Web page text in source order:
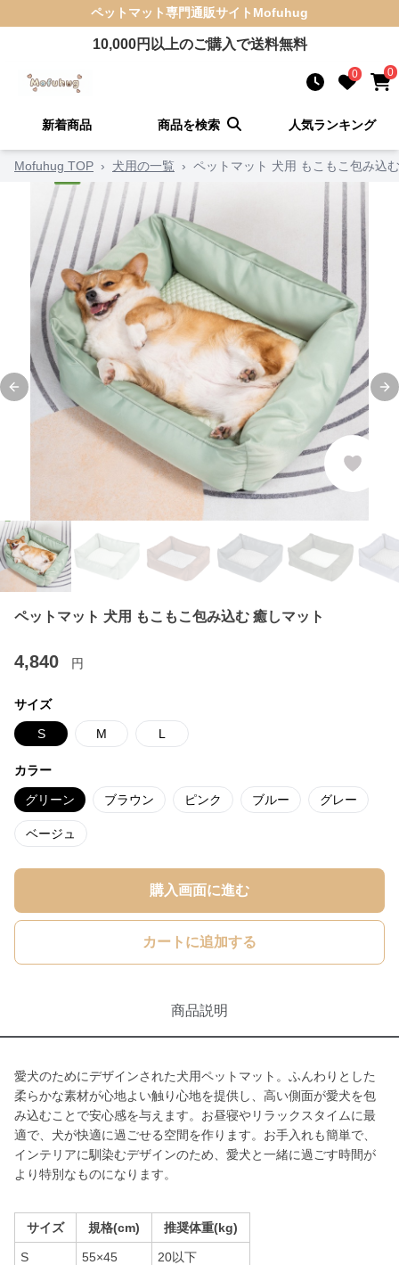
ペットマット専門通販サイト Mofuhug
10,000円以上のご購入で送料無料
0 0
新着商品 商品を検索 人気ランキング
Mofuhug TOP › 犬用の一覧 › ペットマット 犬用 もこもこ包み込
Previous slide
ペットマット 犬用 もこもこ包み込む 癒しマット
4,840 円
サイズ
S M L
カラー
グリーン ブラウン ピンク ブルー グレー
ベージュ
購入画面に進む
カートに追加する
商品説明
愛犬のためにデザインされた犬用ペットマット。ふんわりとした
柔らかな素材が心地よい触り心地を提供し、高い側面が愛犬を包
み込むことで安心感を与えます。お昼寝やリラックスタイムに最
適で、犬が快適に過ごせる空間を作ります。お手入れも簡単で、
インテリアに馴染むデザインのため、愛犬と一緒に過ごす時間が
より特別なものになります。
サイズ 規格(cm) 推奨体重(kg)
S 55×45 20以下